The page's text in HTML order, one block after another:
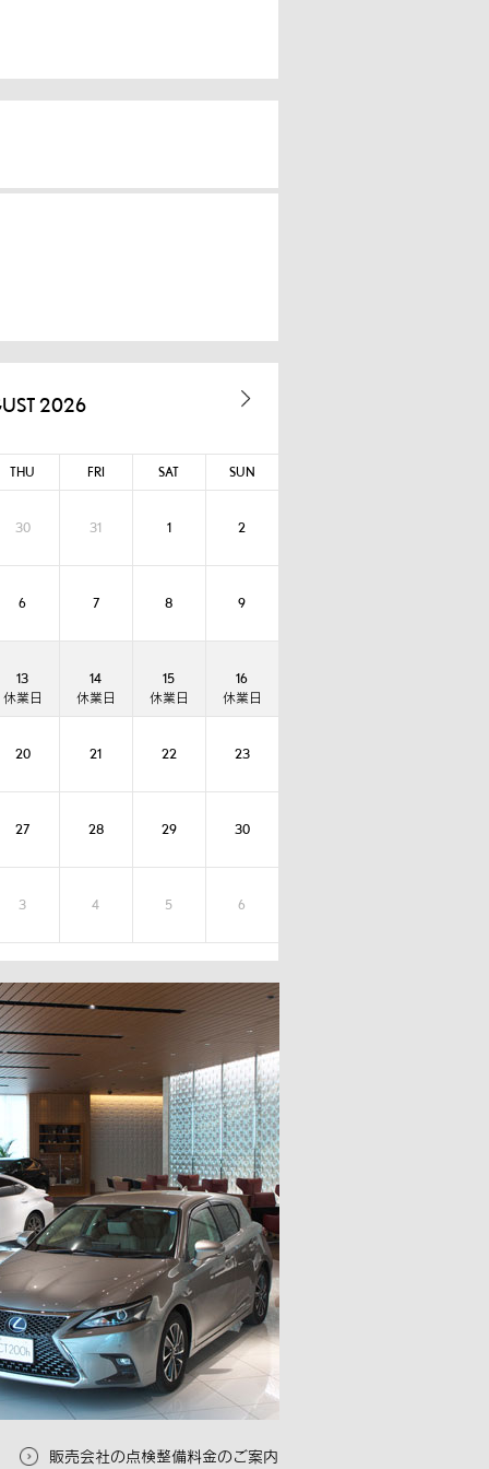
2026
THU FRI SAT SUN
30 31 1 2
6 7 8 9
13 14 15 16
20 21 22 23
27 28 29 30
3 4 5 6
販売会社の点検整備料金のご案内